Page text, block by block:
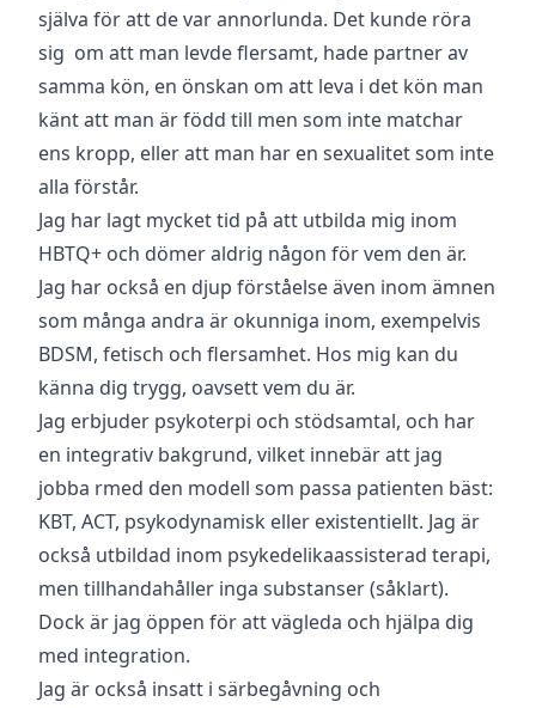
själva för att de var annorlunda. Det kunde röra
sig om att man levde flersamt, hade partner av
samma kön, en önskan om att leva i det kön man
känt att man är född till men som inte matchar
ens kropp, eller att man har en sexualitet som inte
alla förstår.
Jag har lagt mycket tid på att utbilda mig inom
HBTQ+ och dömer aldrig någon för vem den är.
Jag har också en djup förståelse även inom ämnen
som många andra är okunniga inom, exempelvis
BDSM, fetisch och flersamhet. Hos mig kan du
känna dig trygg, oavsett vem du är.
Jag erbjuder psykoterpi och stödsamtal, och har
en integrativ bakgrund, vilket innebär att jag
jobba rmed den modell som passa patienten bäst:
KBT, ACT, psykodynamisk eller existentiellt. Jag är
också utbildad inom psykedelikaassisterad terapi,
men tillhandahåller inga substanser (såklart).
Dock är jag öppen för att vägleda och hjälpa dig
med integration.
Jag är också insatt i särbegåvning och